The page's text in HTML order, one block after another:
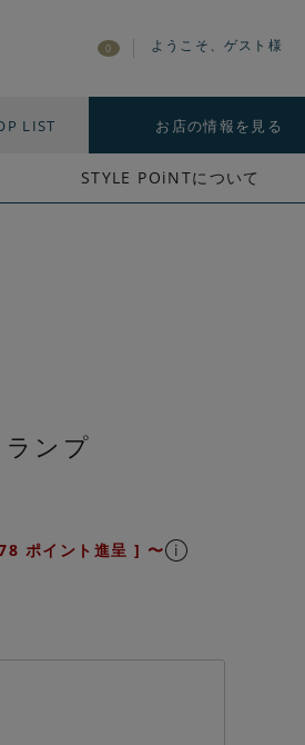
0 ようこそ、ゲスト様
LIST お店の情報を見る
STYLE POiNTについて
ンプ
ポイント進呈 ] 〜